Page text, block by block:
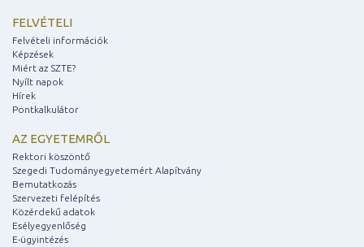
FELVÉTELI
Felvételi információk
Képzések
Miért az SZTE?
Nyílt napok
Hírek
Pontkalkulátor
AZ EGYETEMRŐL
Rektori köszöntő
Szegedi Tudományegyetemért Alapítvány
Bemutatkozás
Szervezeti felépítés
Közérdekű adatok
Esélyegyenlőség
E-ügyintézés